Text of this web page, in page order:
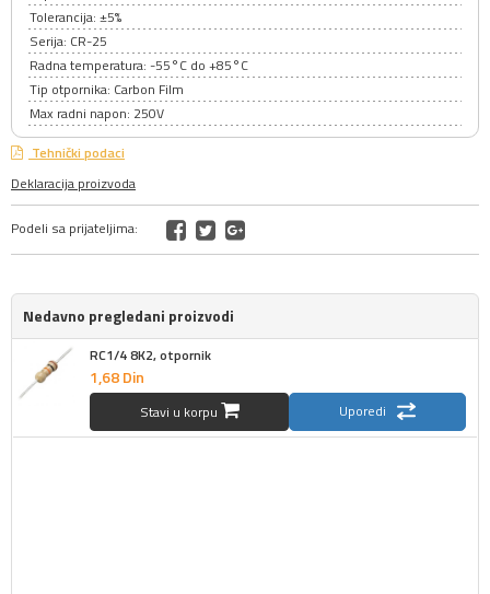
Tolerancija: ±5%
Serija: CR-25
Radna temperatura: -55°C do +85°C
Tip otpornika: Carbon Film
Max radni napon: 250V
Tehnički podaci
Deklaracija proizvoda
Podeli sa prijateljima:
Nedavno pregledani proizvodi
RC1/4 8K2, otpornik
1,68Din
Stavi u korpu Uporedi